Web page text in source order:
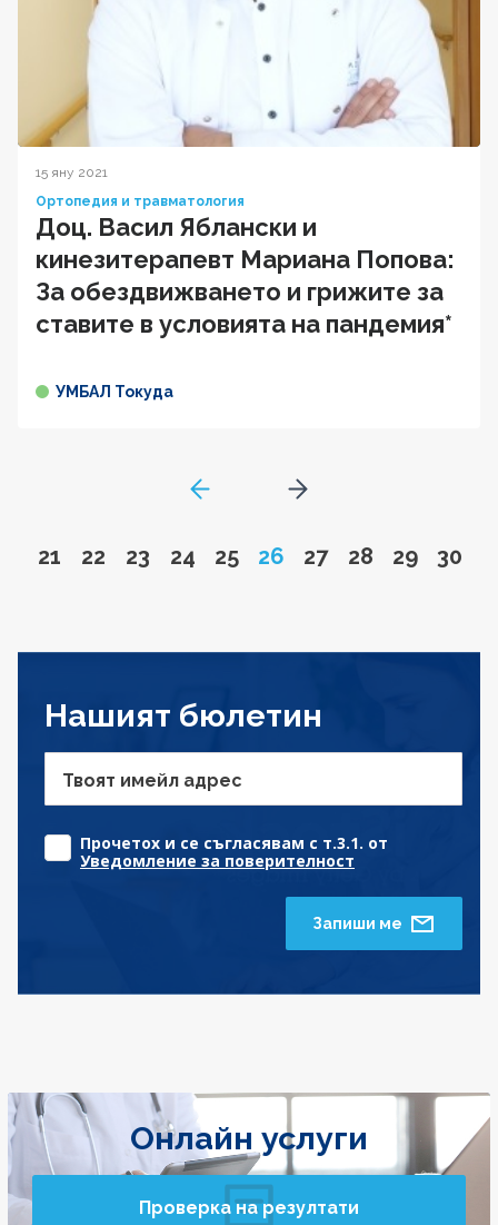
15 яну 2021
Ортопедия и травматология
Доц. Васил Яблански и
кинезитерапевт Мариана Попова:
За обездвижването и грижите за
ставите в условията на пандемия*
УМБАЛ Токуда
GoToPreviousPage
Go to page
21 Go to page
22 Go to page
23 Go to page
24 Go to page
25 Page
26 Go to page
27 Go to page
28 Go to
29 Go
30
Go to next page
Нашият бюлетин
Твоят имейл адрес
Прочетох и се съгласявам с т.3.1. от
Уведомление за поверителност
Запиши ме
Онлайн услуги
Проверка на резултати